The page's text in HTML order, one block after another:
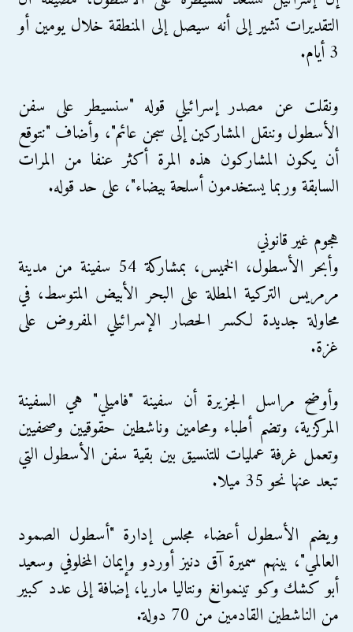
التقديرات تشير إلى أنه سيصل إلى المنطقة خلال يومين أو
3 أيام.
ونقلت عن مصدر إسرائيلي قوله "سنسيطر على سفن
الأسطول وننقل المشاركين إلى سجن عائم"، وأضاف "نتوقع
أن يكون المشاركون هذه المرة أكثر عنفا من المرات
السابقة وربما يستخدمون أسلحة بيضاء"، على حد قوله.
هجوم غير قانوني
وأبحر الأسطول، الخميس، بمشاركة 54 سفينة من مدينة
مرمريس التركية المطلة على البحر الأبيض المتوسط، في
محاولة جديدة لكسر الحصار الإسرائيلي المفروض على
غزة.
وأوضح مراسل الجزيرة أن سفينة "فاميلي" هي السفينة
المركزية، وتضم أطباء ومحامين وناشطين حقوقيين وصحفيين
وتعمل غرفة عمليات للتنسيق بين بقية سفن الأسطول التي
تبعد عنها نحو 35 ميلا.
ويضم الأسطول أعضاء مجلس إدارة "أسطول الصمود
العالمي"، بينهم سميرة آق دنيز أوردو وإيمان المخلوفي وسعيد
أبو كشك وكو تينموانغ ونتاليا ماريا، إضافة إلى عدد كبير
من الناشطين القادمين من 70 دولة.